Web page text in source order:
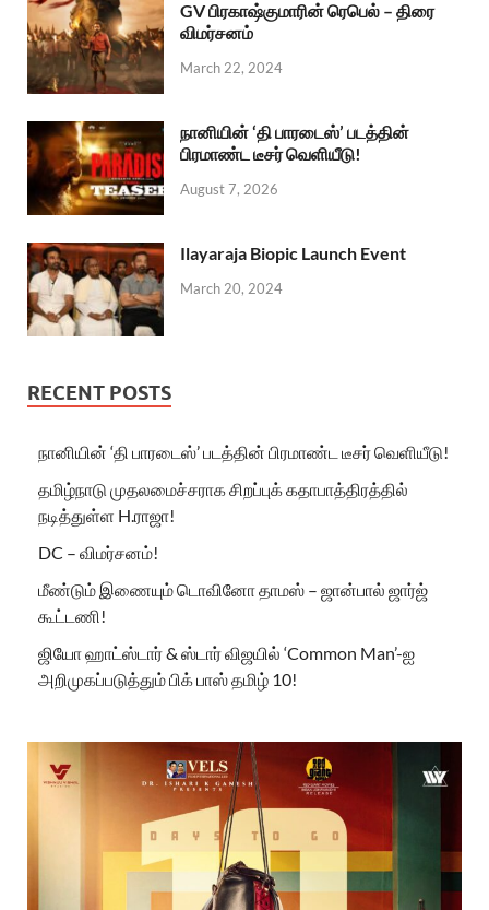
GV பிரகாஷ்குமாரின் ரெபெல் – திரை
விமர்சனம்
March 22, 2024
நானியின் ‘தி பாரடைஸ்’ படத்தின்
பிரமாண்ட டீசர் வெளியீடு!
August 7, 2026
Ilayaraja Biopic Launch Event
March 20, 2024
RECENT POSTS
நானியின் ‘தி பாரடைஸ்’ படத்தின் பிரமாண்ட டீசர் வெளியீடு!
தமிழ்நாடு முதலமைச்சராக சிறப்புக் கதாபாத்திரத்தில்
நடித்துள்ள H.ராஜா!
DC – விமர்சனம்!
மீண்டும் இணையும் டொவினோ தாமஸ் – ஜான்பால் ஜார்ஜ்
கூட்டணி!
ஜியோ ஹாட்ஸ்டார் & ஸ்டார் விஜயில் ‘Common Man’-ஐ
அறிமுகப்படுத்தும் பிக் பாஸ் தமிழ் 10!